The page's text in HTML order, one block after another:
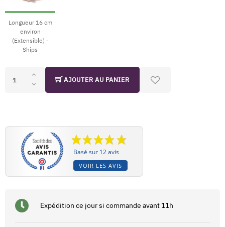
Longueur 16 cm
environ
(Extensible) -
Ships
AJOUTER AU PANIER
Basé sur 12 avis
VOIR LES AVIS
Expédition ce jour si commande avant 11h